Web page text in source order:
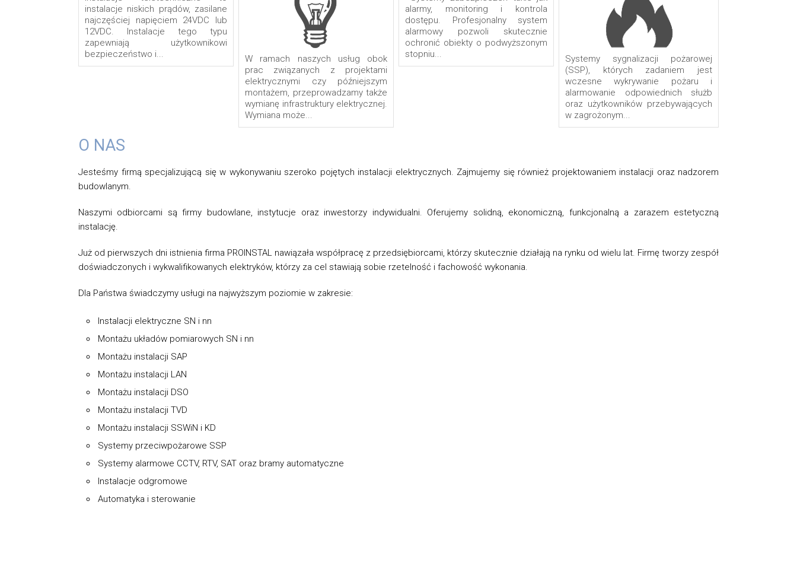
instalacje niskich prądów, zasilane
najczęściej napięciem 24VDC lub
12VDC. Instalacje tego typu
zapewniają użytkownikowi
bezpieczeństwo i...
W ramach naszych usług obok
prac związanych z projektami
elektrycznymi czy późniejszym
montażem, przeprowadzamy także
wymianę infrastruktury elektrycznej.
Wymiana może...
alarmy, monitoring i kontrola
dostępu. Profesjonalny system
alarmowy pozwoli skutecznie
ochronić obiekty o podwyższonym
stopniu...
Systemy sygnalizacji pożarowej
(SSP), których zadaniem jest
wczesne wykrywanie pożaru i
alarmowanie odpowiednich służb
oraz użytkowników przebywających
w zagrożonym...
O NAS
Jesteśmy firmą specjalizującą się w wykonywaniu szeroko pojętych instalacji elektrycznych. Zajmujemy się również projektowaniem instalacji oraz nadzorem
budowlanym.
Naszymi odbiorcami są firmy budowlane, instytucje oraz inwestorzy indywidualni. Oferujemy solidną, ekonomiczną, funkcjonalną a zarazem estetyczną
instalację.
Już od pierwszych dni istnienia firma PROINSTAL nawiązała współpracę z przedsiębiorcami, którzy skutecznie działają na rynku od wielu lat. Firmę tworzy zespół
doświadczonych i wykwalifikowanych elektryków, którzy za cel stawiają sobie rzetelność i fachowość wykonania.
Dla Państwa świadczymy usługi na najwyższym poziomie w zakresie:
Instalacji elektryczne SN i nn
Montażu układów pomiarowych SN i nn
Montażu instalacji SAP
Montażu instalacji LAN
Montażu instalacji DSO
Montażu instalacji TVD
Montażu instalacji SSWiN i KD
Systemy przeciwpożarowe SSP
Systemy alarmowe CCTV, RTV, SAT oraz bramy automatyczne
Instalacje odgromowe
Automatyka i sterowanie